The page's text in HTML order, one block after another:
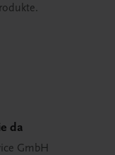
da
GmbH